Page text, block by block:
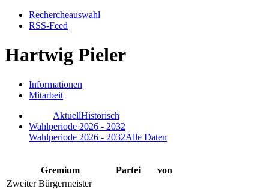
Rechercheauswahl
RSS-Feed
Hartwig Pieler
Informationen
Mitarbeit
AktuellHistorisch
Wahlperiode 2026 - 2032
Wahlperiode 2026 - 2032Alle Daten
Gremium Partei
von
Zweiter Bürgermeister